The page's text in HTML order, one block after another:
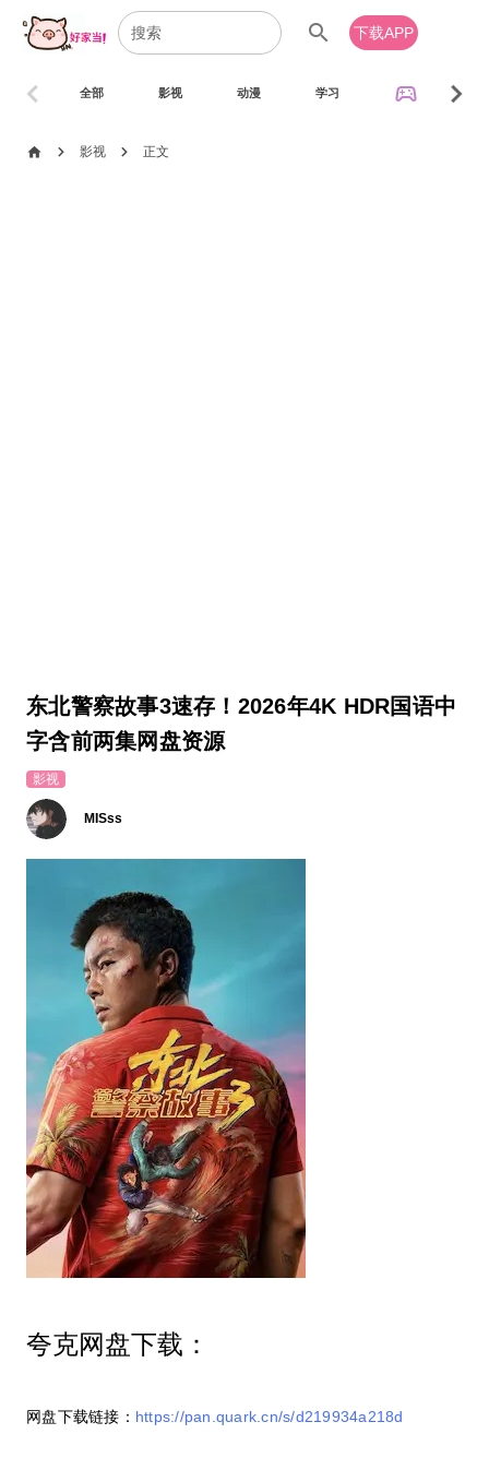
search 下载APP
全部 影视 动漫 学习 sports_esports
chevron_left chevron_right
home chevron_right 影视 chevron_right 正文
东北警察故事3速存！2026年4K HDR国语中
字含前两集网盘资源
影视
MISss
夸克网盘下载：
网盘下载链接： https://pan.quark.cn/s/d219934a218d